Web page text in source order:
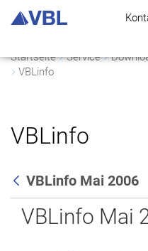
Startseite Service
VBLinfo
VBLinfo
Zurück
VBLinfo Mai 2006
VBLinfo Mai